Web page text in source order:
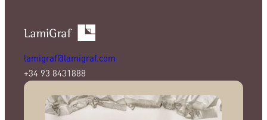
lamigraf@lamigraf.com
+34 93 8431888